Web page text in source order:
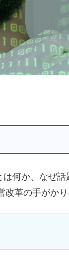
何か、なぜ
革の手がかり